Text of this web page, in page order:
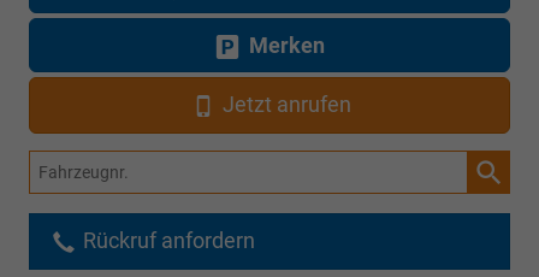
Merken
Jetzt anrufen
Fahrzeugnr.
Rückruf anfordern